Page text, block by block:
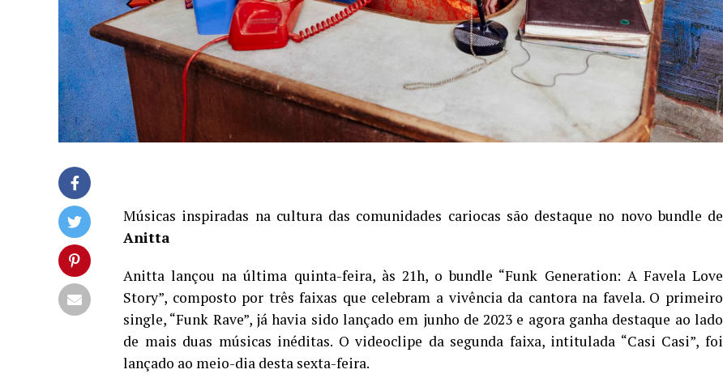
Músicas inspiradas na cultura das comunidades cariocas são destaque no novo bundle de
Anitta
Anitta lançou na última quinta-feira, às 21h, o bundle “Funk Generation: A Favela Love
Story”, composto por três faixas que celebram a vivência da cantora na favela. O primeiro
single, “Funk Rave”, já havia sido lançado em junho de 2023 e agora ganha destaque ao lado
de mais duas músicas inéditas. O videoclipe da segunda faixa, intitulada “Casi Casi”, foi
lançado ao meio-dia desta sexta-feira.